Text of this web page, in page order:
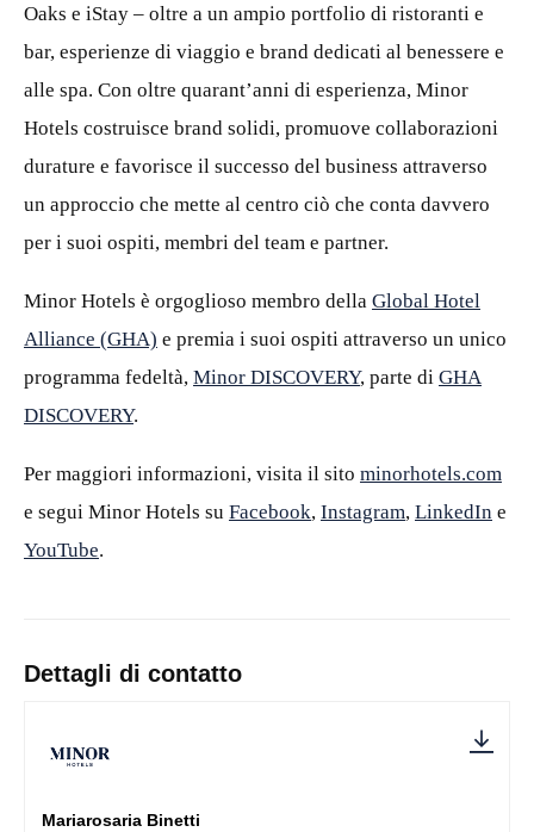
Oaks e iStay – oltre a un ampio portfolio di ristoranti e
bar, esperienze di viaggio e brand dedicati al benessere e
alle spa. Con oltre quarant’anni di esperienza, Minor
Hotels costruisce brand solidi, promuove collaborazioni
durature e favorisce il successo del business attraverso
un approccio che mette al centro ciò che conta davvero
per i suoi ospiti, membri del team e partner.
Minor Hotels è orgoglioso membro della Global Hotel
Alliance (GHA) e premia i suoi ospiti attraverso un unico
programma fedeltà, Minor DISCOVERY, parte di GHA
DISCOVERY.
Per maggiori informazioni, visita il sito minorhotels.com
e segui Minor Hotels su Facebook, Instagram, LinkedIn e
YouTube.
Dettagli di contatto
Mariarosaria Binetti